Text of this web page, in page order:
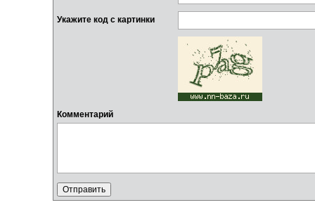
Укажите код с картинки
Комментарий